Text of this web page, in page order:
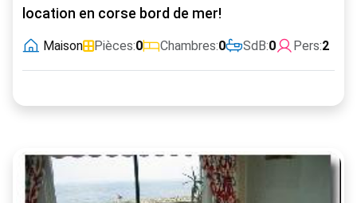
location en corse bord de mer!
Maison Pièces:0 Chambres:0 SdB:0 Pers:2